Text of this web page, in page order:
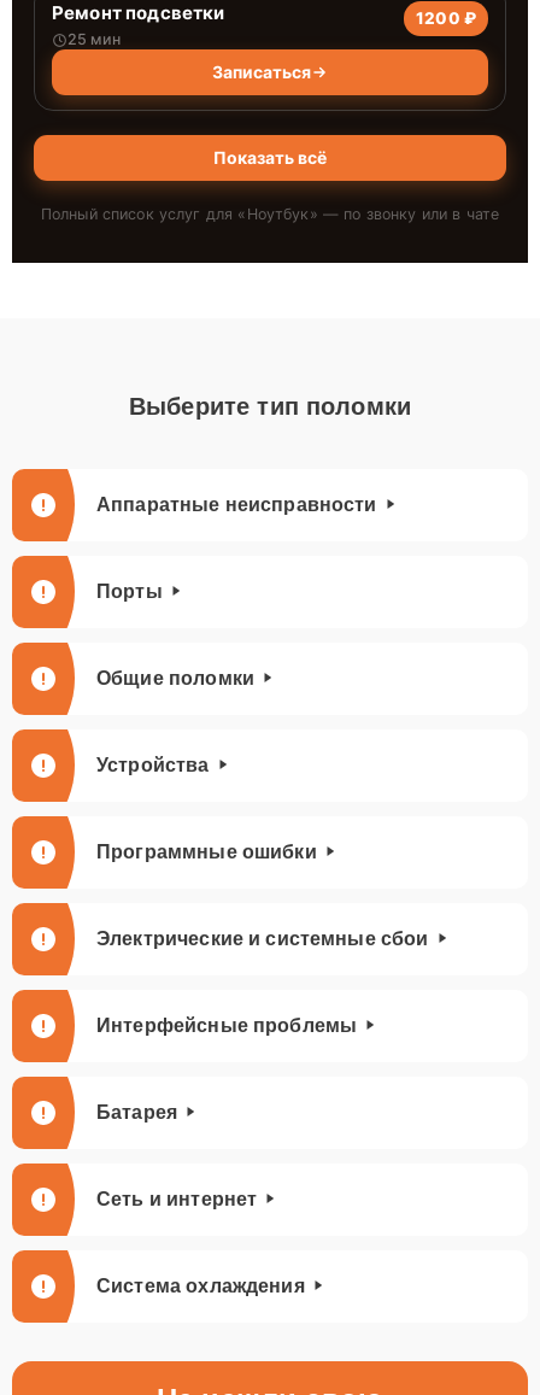
Ремонт подсветки
25 мин
1200 ₽
Записаться
Показать всё
Полный список услуг для « Ноутбук » — по звонку или в чате
Выберите тип поломки
Аппаратные неисправности
Порты
Общие поломки
Устройства
Программные ошибки
Электрические и системные сбои
Интерфейсные проблемы
Батарея
Сеть и интернет
Система охлаждения